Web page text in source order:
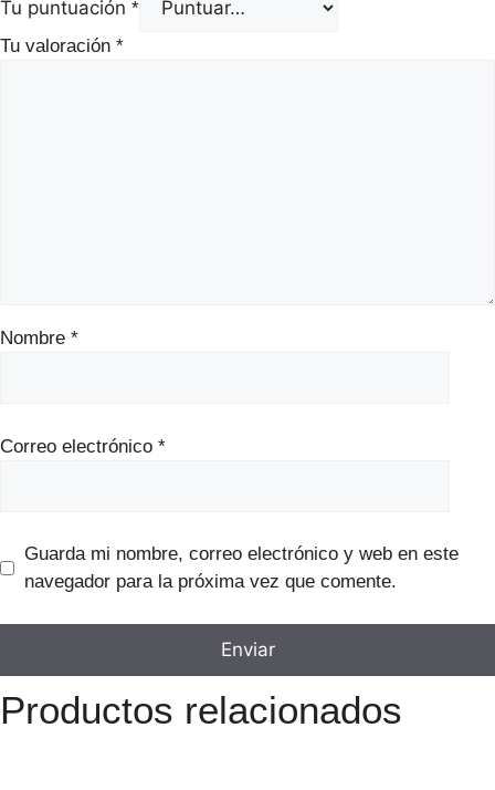
Tu puntuación *
Tu valoración *
Nombre *
Correo electrónico *
Guarda mi nombre, correo electrónico y web en este
navegador para la próxima vez que comente.
Productos relacionados